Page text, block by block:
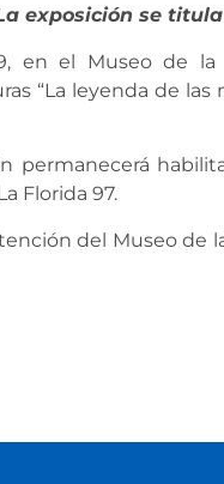
exposición se
en el Museo de la
“La leyenda de las
permanecerá
Florida 97.
del Museo de